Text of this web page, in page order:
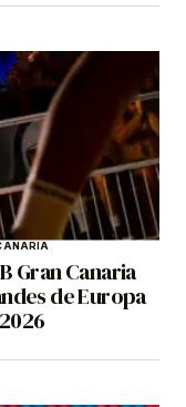
Gran Canaria
de Europa